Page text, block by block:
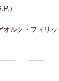
）
オルク・フィリッ